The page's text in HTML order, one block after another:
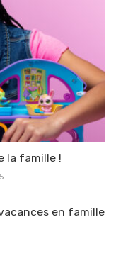
la famille !
en famille